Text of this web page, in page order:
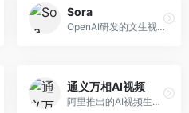
Sora
OpenAI研发的文生视频大模型，可根据文字描述生成长达60秒的高清视频。面向影视创作者、广告从业者和内容生产者，视频连贯性强，物理世界理解准确，代表了AI视频生成的最高水平。
通义万相AI视频
阿里推出的AI视频生成服务，整合图像与视频创作能力。面向电商和营销从业者，支持商品视频生成、营销视频制作等服务，商业应用场景丰富。